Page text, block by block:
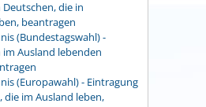
die in
beantragen
(Bundestagswahl) -
Ausland lebenden
(Europawahl) - Eintragung
die im Ausland leben,